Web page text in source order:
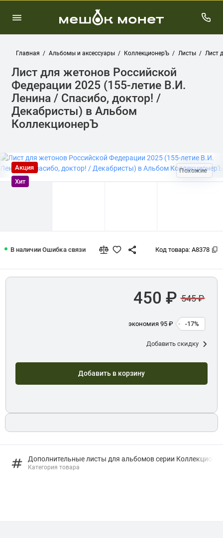
Главная Альбомы и аксессуары КоллекционерЪ Листы Лист
Лист для жетонов Российской
Федерации 2025 (155-летие В.И.
Ленина / Спасибо, доктор! /
Декабристы) в Альбом
КоллекционерЪ
Похожие
Акция
Хит
В наличии Ошибка связи Код товара: A8378
Дополнительные листы для альбомов серии
Категория товара
450 ₽ 545 ₽
экономия 95 ₽ -17%
Добавить скидку
Добавить в корзину